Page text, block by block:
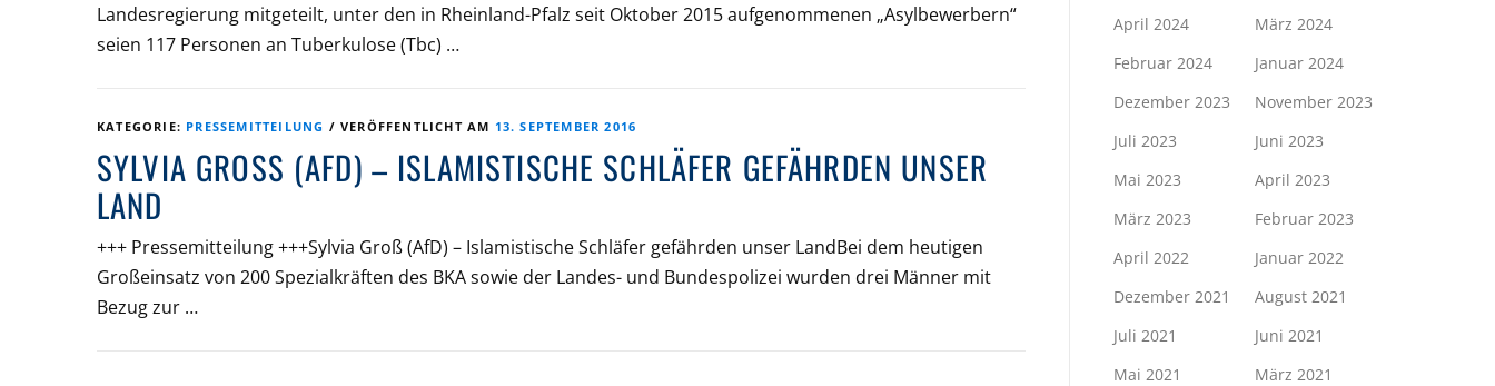
Landesregierung mitgeteilt, unter den in Rheinland-Pfalz seit Oktober 2015 aufgenommenen „Asylbewerbern“
seien 117 Personen an Tuberkulose (Tbc) …
KATEGORIE: PRESSEMITTEILUNG /VERÖFFENTLICHT AM 13. SEPTEMBER 2016
SYLVIA GROSS (AFD) – ISLAMISTISCHE SCHLÄFER GEFÄHRDEN UNSER L
AND
+++ Pressemitteilung +++Sylvia Groß (AfD) – Islamistische Schläfer gefährden unser LandBei dem heutigen
Großeinsatz von 200 Spezialkräften des BKA sowie der Landes- und Bundespolizei wurden drei Männer mit
Bezug zur …
April 2024
März 2024
Februar 2024
Januar 2024
Dezember 2023
November 2023
Juli 2023
Juni 2023
Mai 2023
April 2023
März 2023
Februar 2023
April 2022
Januar 2022
Dezember 2021
August 2021
Juli 2021
Juni 2021
Mai 2021
März 2021